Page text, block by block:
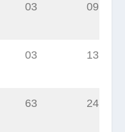
03 09
03 13
63 247